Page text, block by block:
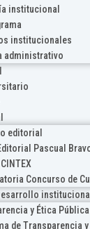
institucional
institucionales
administrativo
editorial
Pascual
Concurso de
institucional
y Ética Pública
de Transparencia